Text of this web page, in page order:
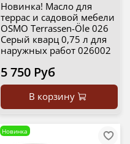
Новинка! Масло для
террас и садовой мебели
OSMO Terrassen-Öle 026
Серый кварц 0,75 л для
наружных работ 026002
5 750 Руб
В корзину
Новинка